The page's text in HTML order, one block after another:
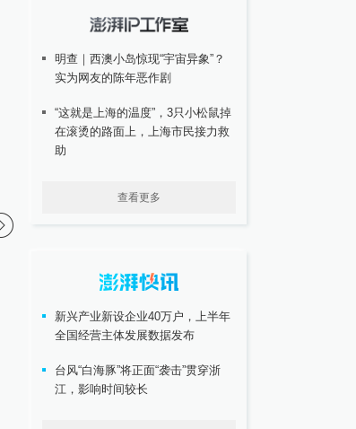
而动全身的工作”——突出重点推
明查｜西澳小岛惊现“宇宙异象”？
实为网友的陈年恶作剧
“这就是上海的温度”，3只小松鼠掉
在滚烫的路面上，上海市民接力救
助
查看更多
新兴产业新设企业40万户，上半年
全国经营主体发展数据发布
台风“白海豚”将正面“袭击”贯穿浙
江，影响时间较长